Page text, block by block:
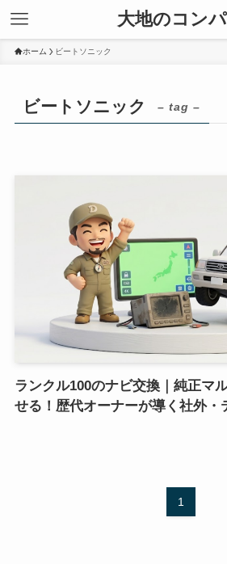
大地のコン
ホーム ビートソニック
ビートソニック – tag –
ランクル100のナビ交換｜純正マ
せる！歴代オーナーが導く社外・
1